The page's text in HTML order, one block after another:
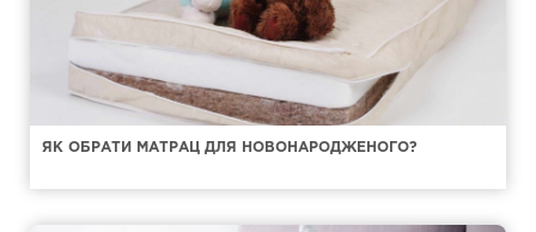
ЯК ОБРАТИ МАТРАЦ ДЛЯ НОВОНАРОДЖЕНОГО?